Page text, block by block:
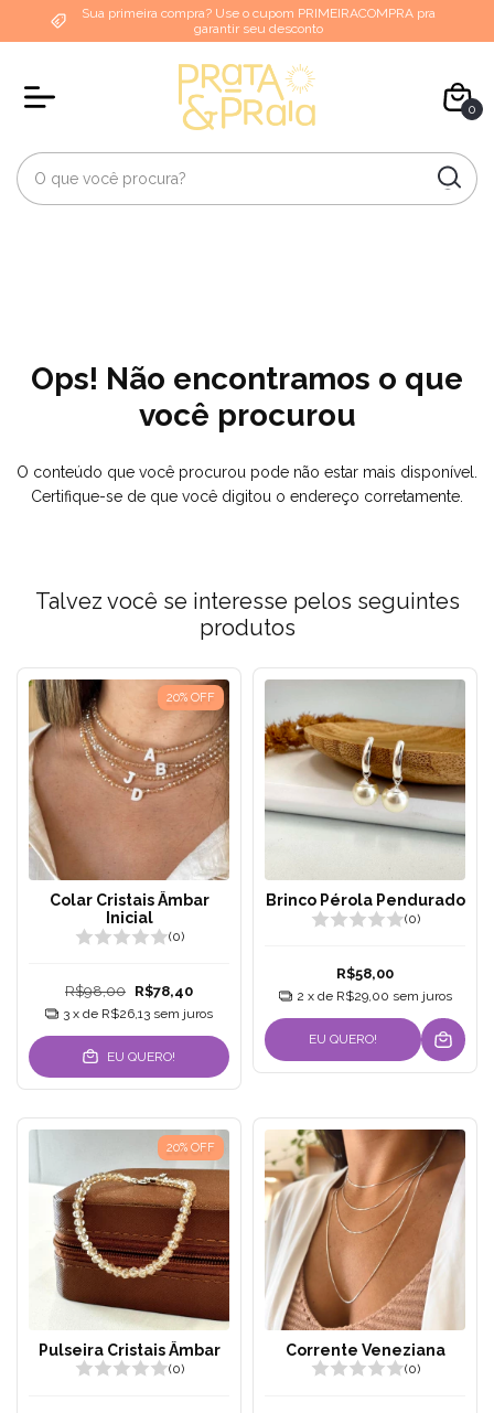
Sua primeira compra? Use o cupom PRIMEIRACOMPRA pra
garantir seu desconto
0
Ops! Não encontramos o que
você procurou
O conteúdo que você procurou pode não estar mais disponível.
Certifique-se de que você digitou o endereço corretamente.
Talvez você se interesse pelos seguintes
produtos
20% OFF
Colar Cristais Âmbar
Inicial
(0)
R$98,00 R$78,40
3 x de R$26,13 sem juros
EU QUERO!
Brinco Pérola Pendurado
(0)
R$58,00
2 x de R$29,00 sem juros
EU QUERO!
20% OFF
Pulseira Cristais Âmbar
(0)
Corrente Veneziana
(0)